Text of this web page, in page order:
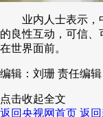
业内人士表示，
的良性互动，可信
在世界面前。
编辑：刘珊 责任编
点击收起全文
返回央视网首页 返